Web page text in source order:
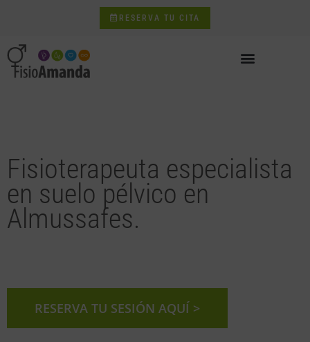
RESERVA TU CITA
Fisioterapeuta especialista
en suelo pélvico en
Almussafes.
RESERVA TU SESIÓN AQUÍ >